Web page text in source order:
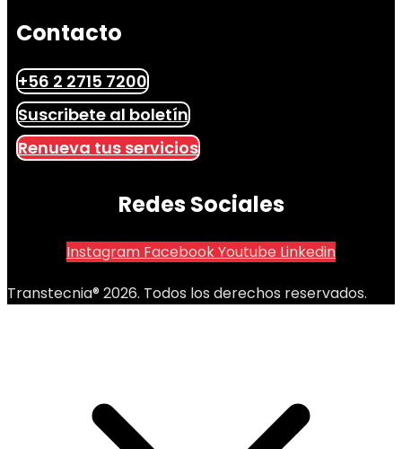
Contacto
+56 2 2715 7200
Suscribete al boletín
Renueva tus servicios
Redes Sociales
Instagram FacebookYoutube Linkedin
Transtecnia® 2026. Todos los derechos reservados.